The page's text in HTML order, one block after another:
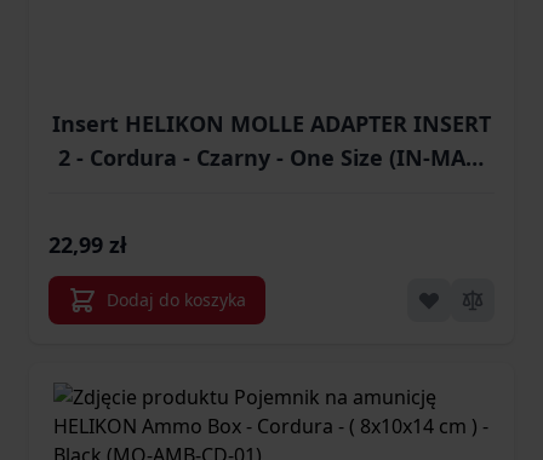
Insert HELIKON MOLLE ADAPTER INSERT
2 - Cordura - Czarny - One Size (IN-MA2-
22,99 zł
Dodaj do koszyka